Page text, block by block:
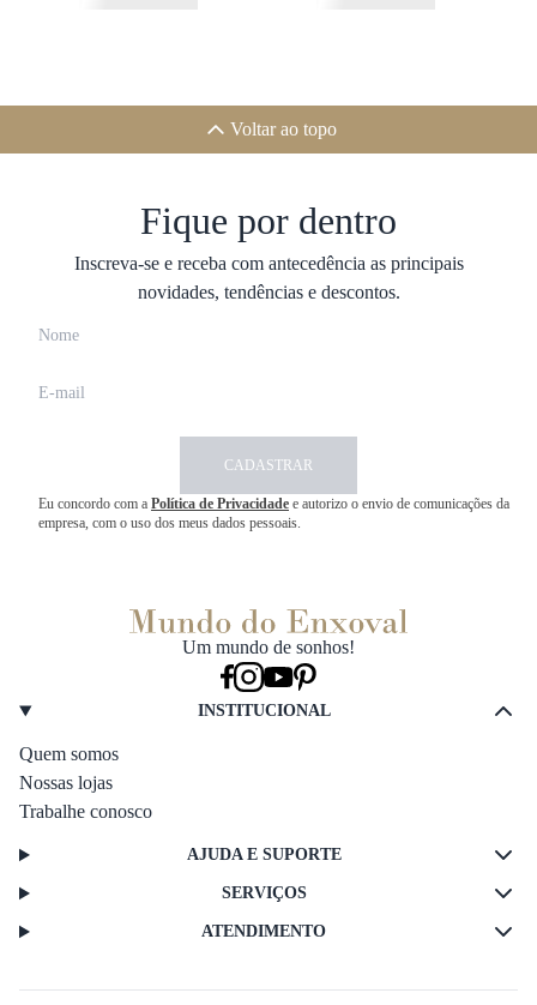
Voltar ao topo
Fique por dentro
Inscreva-se e receba com antecedência as principais
novidades, tendências e descontos.
CADASTRAR
Eu concordo com a Política de Privacidade e autorizo o envio de comunicações da
empresa, com o uso dos meus dados pessoais.
Um mundo de sonhos!
INSTITUCIONAL
Quem somos
Nossas lojas
Trabalhe conosco
AJUDA E SUPORTE
SERVIÇOS
ATENDIMENTO